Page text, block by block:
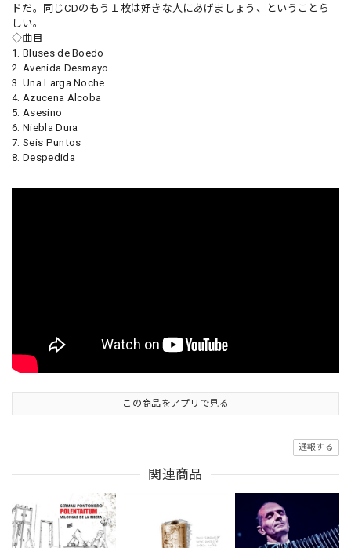
ドだ。同じCDのもう１枚は好きな人にあげましょう、ということら
しい。
◇曲目
1. Bluses de Boedo
2. Avenida Desmayo
3. Una Larga Noche
4. Azucena Alcoba
5. Asesino
6. Niebla Dura
7. Seis Puntos
8. Despedida
この商品をアプリで見る
通報する
関連商品